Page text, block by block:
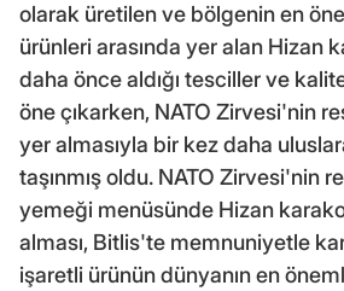
olarak üretilen ve bölgenin en
ürünleri arasında yer alan Hizan
daha önce aldığı tesciller ve
öne çıkarken, NATO Zirvesi'nin
yer almasıyla bir kez daha
taşınmış oldu. NATO Zirvesi'nin
yemeği menüsünde Hizan
alması, Bitlis'te memnuniyetle
işaretli ürünün dünyanın en